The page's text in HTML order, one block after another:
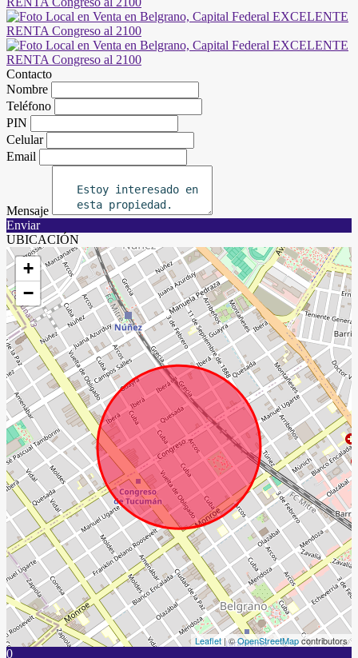
Contacto
Nombre
Teléfono
PIN
Celular
Email
Mensaje
Enviar
UBICACIÓN
+
−
Leaflet| ©OpenStreetMapcontributors
0